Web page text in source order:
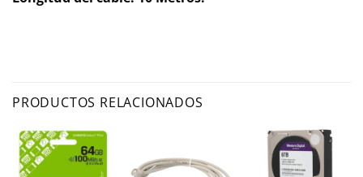
PRODUCTOS RELACIONADOS